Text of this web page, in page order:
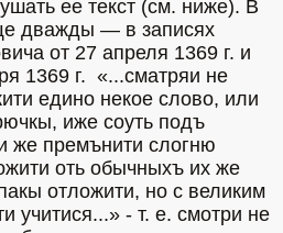
ее текст (см. ниже). В
дважды — в записях
от 27 апреля 1369 г. и
1369 г.  «...сматряи не
едино некое слово, или
иже соуть подъ
же премънити слогню
оть обычныхъ их же
отложити, но с великим
учитися...» - т. е. смотри не